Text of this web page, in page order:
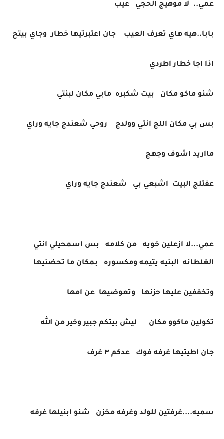
عمي.. لا موهيج الحجي عيب
بابا..هيه هاي تعرف العيب جان اعتبرتيها خطار وجاي بيتح
اذا اجا خطار اطردي
شنو ماكو مكان بيت شكبره مابي مكان لبنتي
بس بي مكان اللج انتي وولدج روحي شعندج جايه وراي
مااريد اشوف وجهج
عفتلج البيت اشبعي بي شعندج جايه وراي
عمي...لا ازعلين خويه من كلامه بس اسمحيلي انتي
الغلطانه البنيه يتيمه ومكسوره بمكان ما تحضنيها
وتخففين عليها حزنها وتعوضيها عن امها
تكولين ماكوو مكان ليش بيتكم جبير وخير من الله
جان اطيتيها غرفه فوك عدكم ٣ غرف
سميه....غرفتين للولد وغرفه مخزن شنو ابنيلها غرفه